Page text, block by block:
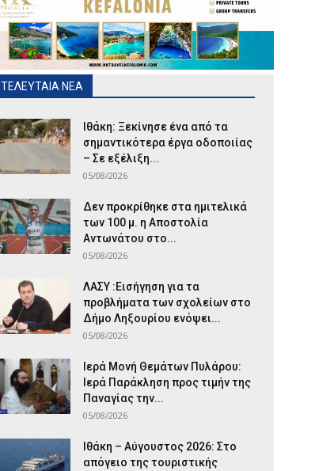
ΤΕΛΕΥΤΑΙΑ ΝΕΑ
Ιθάκη: Ξεκίνησε ένα από τα
σημαντικότερα έργα οδοποιίας
– Σε εξέλιξη...
05/08/2026
Δεν προκρίθηκε στα ημιτελικά
των 100 μ. η Αποστολία
Αντωνάτου στο...
05/08/2026
ΛΑΣΥ :Εισήγηση για τα
προβλήματα των σχολείων στο
Δήμο Ληξουρίου ενόψει...
05/08/2026
Ιερά Μονή Θεμάτων Πυλάρου:
Ιερά Παράκληση προς τιμήν της
Παναγίας την...
05/08/2026
Ιθάκη – Αύγουστος 2026: Στο
απόγειο της τουριστικής